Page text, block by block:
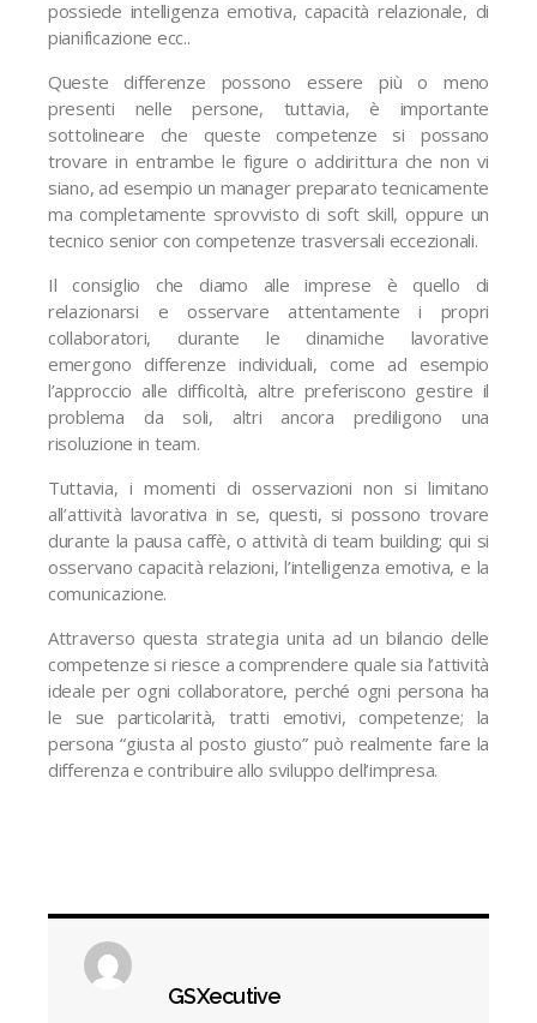
possiede intelligenza emotiva, capacità relazionale, di
pianificazione ecc..
Queste differenze possono essere più o meno
presenti nelle persone, tuttavia, è importante
sottolineare che queste competenze si possano
trovare in entrambe le figure o addirittura che non vi
siano, ad esempio un manager preparato tecnicamente
ma completamente sprovvisto di soft skill, oppure un
tecnico senior con competenze trasversali eccezionali.
Il consiglio che diamo alle imprese è quello di
relazionarsi e osservare attentamente i propri
collaboratori, durante le dinamiche lavorative
emergono differenze individuali, come ad esempio
l’approccio alle difficoltà, altre preferiscono gestire il
problema da soli, altri ancora prediligono una
risoluzione in team.
Tuttavia, i momenti di osservazioni non si limitano
all’attività lavorativa in se, questi, si possono trovare
durante la pausa caffè, o attività di team building; qui si
osservano capacità relazioni, l’intelligenza emotiva, e la
comunicazione.
Attraverso questa strategia unita ad un bilancio delle
competenze si riesce a comprendere quale sia l’attività
ideale per ogni collaboratore, perché ogni persona ha
le sue particolarità, tratti emotivi, competenze; la
persona “giusta al posto giusto” può realmente fare la
differenza e contribuire allo sviluppo dell’impresa.
GSXecutive